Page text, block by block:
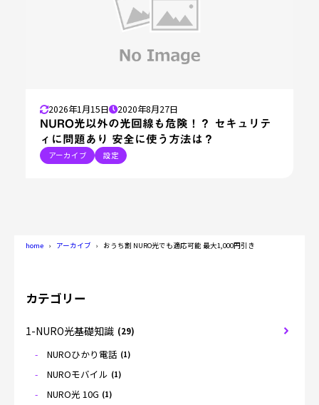
2026年1月15日 2020年8月27日
NURO光以外の光回線も危険！？ セキュリテ
ィに問題あり 安全に使う方法は？
アーカイブ 設定
home アーカイブ おうち割 NURO光でも適応可能 最大1,000円引き
カテゴリー
1-NURO光基礎知識 (29)
NUROひかり電話 (1)
NUROモバイル (1)
NURO光 10G (1)